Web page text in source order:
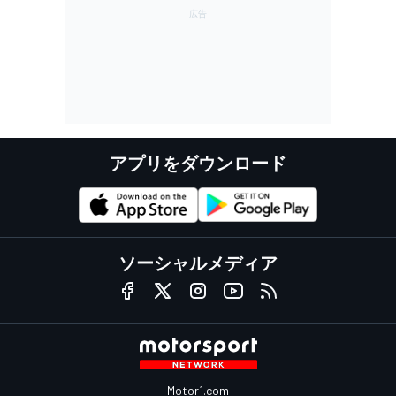
アプリをダウンロード
ソーシャルメディア
Motor1.com